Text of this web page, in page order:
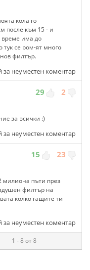
кола го
после към 15 - и
време има до
се ром-ят много
филтър.
за неуместен коментар
29 2
за всички :)
за неуместен коментар
15 23
милиона пъти през
филтър на
колко гащите ти
за неуместен коментар
1 - 8 от 8